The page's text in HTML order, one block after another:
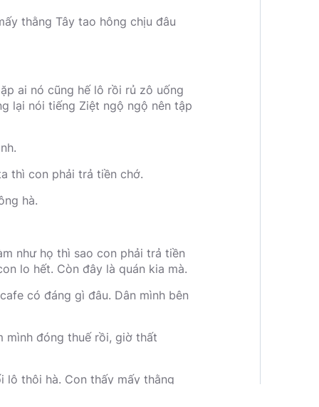
thằng Tây tao hông chịu đâu
ai nó cũng hế lô rồi rủ zô uống
lại nói tiếng Ziệt ngộ ngộ nên tập
thì con phải trả tiền chớ.
hà.
như họ thì sao con phải trả tiền
lo hết. Còn đây là quán kia mà.
có đáng gì đâu. Dân mình bên
mình đóng thuế rồi, giờ thất
lộ thôi hà. Con thấy mấy thằng